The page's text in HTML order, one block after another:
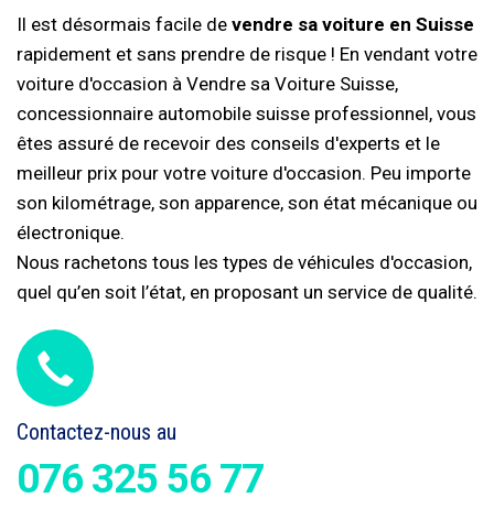
Il est désormais facile de vendre sa voiture en Suisse
rapidement et sans prendre de risque ! En vendant votre
voiture d'occasion à Vendre sa Voiture Suisse,
concessionnaire automobile suisse professionnel, vous
êtes assuré de recevoir des conseils d'experts et le
meilleur prix pour votre voiture d'occasion. Peu importe
son kilométrage, son apparence, son état mécanique ou
électronique.
Nous rachetons tous les types de véhicules d'occasion,
quel qu’en soit l’état, en proposant un service de qualité.
Contactez-nous au
076 325 56 77